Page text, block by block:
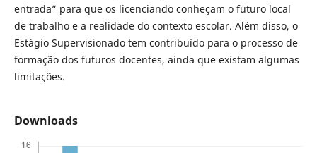
entrada” para que os licenciando conheçam o futuro local
de trabalho e a realidade do contexto escolar. Além disso, o
Estágio Supervisionado tem contribuído para o processo de
formação dos futuros docentes, ainda que existam algumas
limitações.
Downloads